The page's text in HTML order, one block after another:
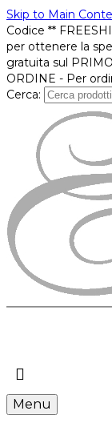
Skip to Main
Codice **
per ottenere la
gratuita sul PRIMO
ORDINE - Per
Cerca:
Menu